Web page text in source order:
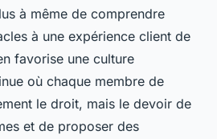
à même de comprendre
à une expérience client de
favorise une culture
où chaque membre de
le droit, mais le devoir de
et de proposer des